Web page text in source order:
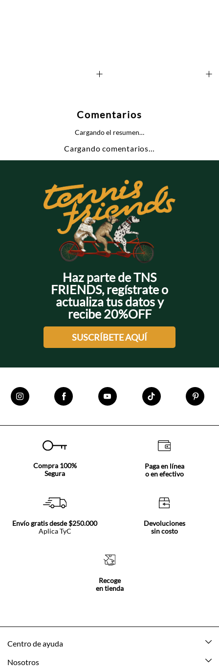
+ +
Comentarios
Cargando el resumen…
Cargando comentarios…
Haz parte de TNS
FRIENDS, regístrate o
actualiza tus datos y
recibe 20%OFF
SUSCRÍBETE AQUÍ
Compra 100%
Segura
Paga en línea
o en efectivo
Envío gratis desde $250.000
Aplica TyC
Devoluciones
sin costo
Recoge
en tienda
Centro de ayuda
Mis pedidos
Nosotros